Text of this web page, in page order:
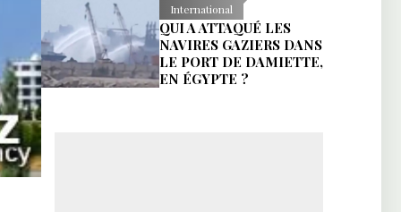
International
QUI A ATTAQUÉ LES
NAVIRES GAZIERS DANS
LE PORT DE DAMIETTE,
EN ÉGYPTE ?